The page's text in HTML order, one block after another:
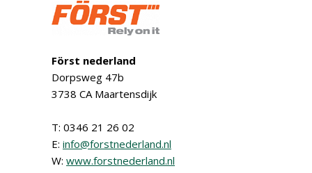
Först nederland
Dorpsweg 47b
3738 CA Maartensdijk
T: 0346 21 26 02
E: info@forstnederland.nl
W: www.forstnederland.nl